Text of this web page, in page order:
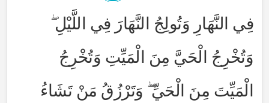
فِي النَّهَارِ وَتُولِجُ النَّهَارَ فِي اللَّيْلِ ۖ
وَتُخْرِجُ الْحَيَّ مِنَ الْمَيِّتِ وَتُخْرِجُ
الْمَيِّتَ مِنَ الْحَيِّ ۖ وَتَرْزُقُ مَنْ تَشَاءُ